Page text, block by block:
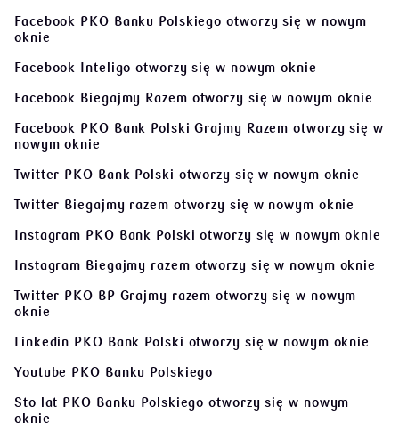
Facebook PKO Banku Polskiego otworzy się w nowym
oknie
Facebook Inteligo otworzy się w nowym oknie
Facebook Biegajmy Razem otworzy się w nowym oknie
Facebook PKO Bank Polski Grajmy Razemotworzy się w
nowym oknie
Twitter PKO Bank Polski otworzy się w nowym oknie
Twitter Biegajmy razem otworzy się w nowym oknie
Instagram PKO Bank Polski otworzy się w nowym oknie
Instagram Biegajmy razem otworzy się w nowym oknie
Twitter PKO BP Grajmy razem otworzy się w nowym
oknie
Linkedin PKO Bank Polski otworzy się w nowym oknie
Youtube PKO Banku Polskiego
Sto lat PKO Banku Polskiego otworzy się w nowym
oknie